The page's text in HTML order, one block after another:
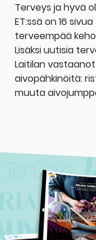
Terveys ja hyvä
ET:ssä on 16
terveempää
Lisäksi uutisia
Laitilan
aivopähkinöitä:
muuta